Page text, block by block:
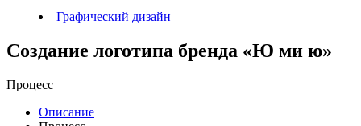
Графический дизайн
Создание логотипа бренда «Ю ми ю»
Процесс
Описание